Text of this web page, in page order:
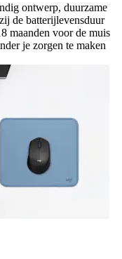
ontwerp, duurzame
de batterijlevensduur
maanden voor de muis
je zorgen te maken